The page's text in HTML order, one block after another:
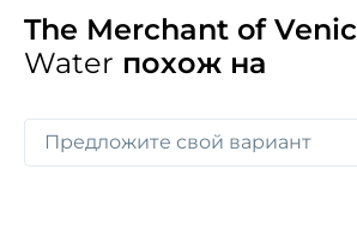
с современным веяньем. The
Esperidi Water — истинно мужское
и раскрепощение.
The Merchant of
Water похож на